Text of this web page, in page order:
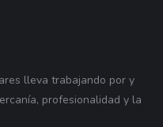
lleva trabajando por y
profesionalidad y la